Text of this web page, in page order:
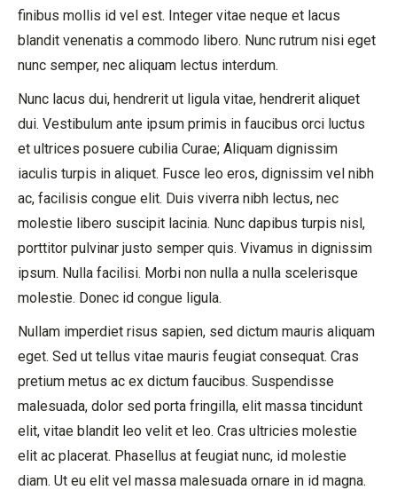
finibus mollis id vel est. Integer vitae neque et lacus
blandit venenatis a commodo libero. Nunc rutrum nisi eget
nunc semper, nec aliquam lectus interdum.
Nunc lacus dui, hendrerit ut ligula vitae, hendrerit aliquet
dui. Vestibulum ante ipsum primis in faucibus orci luctus
et ultrices posuere cubilia Curae; Aliquam dignissim
iaculis turpis in aliquet. Fusce leo eros, dignissim vel nibh
ac, facilisis congue elit. Duis viverra nibh lectus, nec
molestie libero suscipit lacinia. Nunc dapibus turpis nisl,
porttitor pulvinar justo semper quis. Vivamus in dignissim
ipsum. Nulla facilisi. Morbi non nulla a nulla scelerisque
molestie. Donec id congue ligula.
Nullam imperdiet risus sapien, sed dictum mauris aliquam
eget. Sed ut tellus vitae mauris feugiat consequat. Cras
pretium metus ac ex dictum faucibus. Suspendisse
malesuada, dolor sed porta fringilla, elit massa tincidunt
elit, vitae blandit leo velit et leo. Cras ultricies molestie
elit ac placerat. Phasellus at feugiat nunc, id molestie
diam. Ut eu elit vel massa malesuada ornare in id magna.